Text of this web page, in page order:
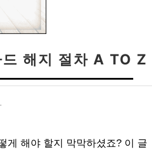
해지 절차 A TO Z
게 해야 할지 막막하셨죠? 이 글